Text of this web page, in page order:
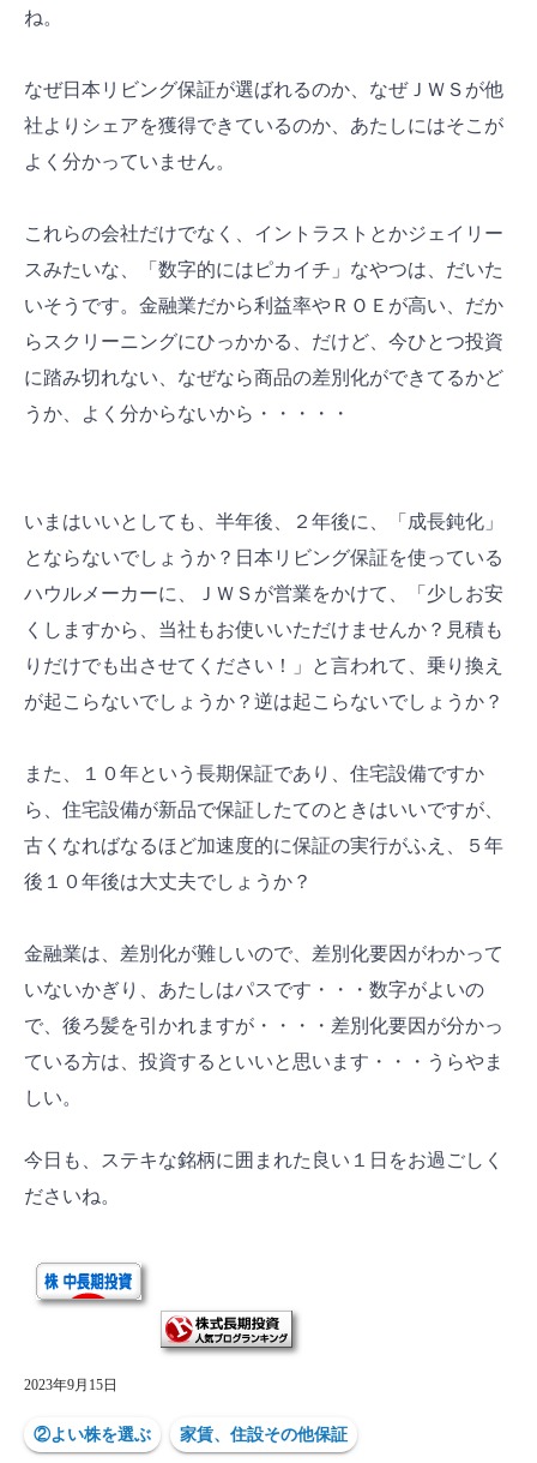
ね。
なぜ日本リビング保証が選ばれるのか、なぜＪＷＳが他
社よりシェアを獲得できているのか、あたしにはそこが
よく分かっていません。
これらの会社だけでなく、イントラストとかジェイリー
スみたいな、「数字的にはピカイチ」なやつは、だいた
いそうです。金融業だから利益率やＲＯＥが高い、だか
らスクリーニングにひっかかる、だけど、今ひとつ投資
に踏み切れない、なぜなら商品の差別化ができてるかど
うか、よく分からないから・・・・・
いまはいいとしても、半年後、２年後に、「成長鈍化」
とならないでしょうか？日本リビング保証を使っている
ハウルメーカーに、ＪＷＳが営業をかけて、「少しお安
くしますから、当社もお使いいただけませんか？見積も
りだけでも出させてください！」と言われて、乗り換え
が起こらないでしょうか？逆は起こらないでしょうか？
また、１０年という長期保証であり、住宅設備ですか
ら、住宅設備が新品で保証したてのときはいいですが、
古くなればなるほど加速度的に保証の実行がふえ、５年
後１０年後は大丈夫でしょうか？
金融業は、差別化が難しいので、差別化要因がわかって
いないかぎり、あたしはパスです・・・数字がよいの
で、後ろ髪を引かれますが・・・・差別化要因が分かっ
ている方は、投資するといいと思います・・・うらやま
しい。
今日も、ステキな銘柄に囲まれた良い１日をお過ごしく
ださいね。
2023年9月15日
②よい株を選ぶ 家賃、住設その他保証